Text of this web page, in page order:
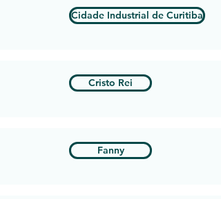
Cidade Industrial de Curitiba
Cristo Rei
Fanny